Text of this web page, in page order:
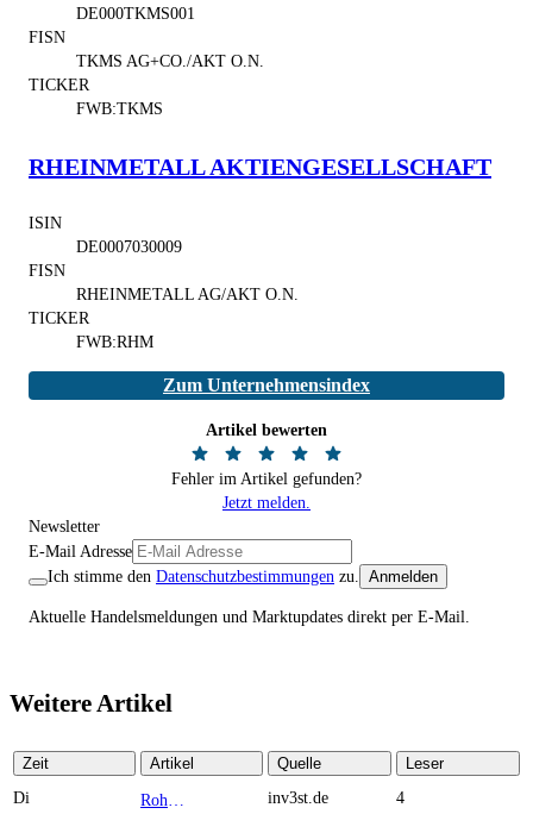
DE000TKMS001
FISN
TKMS AG+CO./AKT O.N.
TICKER
FWB:TKMS
RHEINMETALL AKTIENGESELLSCHAFT
ISIN
DE0007030009
FISN
RHEINMETALL AG/AKT O.N.
TICKER
FWB:RHM
Zum Unternehmensindex
Artikel bewerten
Fehler im Artikel gefunden?
Jetzt melden.
Newsletter
E-Mail Adresse
Ich stimme den Datenschutzbestimmungen zu. Anmelden
Aktuelle Handelsmeldungen und Marktupdates direkt per E-Mail.
Weitere Artikel
Zeit Artikel Quelle
Leser
Di
inv3st.de 4